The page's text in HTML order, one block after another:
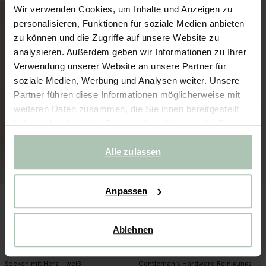
Wir verwenden Cookies, um Inhalte und Anzeigen zu
personalisieren, Funktionen für soziale Medien anbieten
zu können und die Zugriffe auf unsere Website zu
analysieren. Außerdem geben wir Informationen zu Ihrer
Verwendung unserer Website an unsere Partner für
soziale Medien, Werbung und Analysen weiter. Unsere
Partner führen diese Informationen möglicherweise mit
weiteren Daten zusammen, die Sie ihnen bereitgestellt
haben oder die sie im Rahmen Ihrer Nutzung der Dienste
gesammelt haben.
Alle zulassen
Anpassen
Ablehnen
Socken mit Herz - weiß
Gentleman's Hardware Reinigungs-Set Vinyl